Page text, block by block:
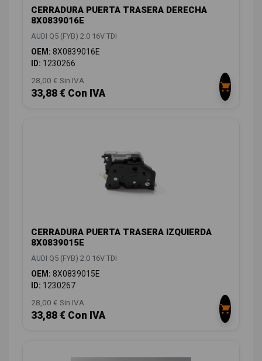
CERRADURA PUERTA TRASERA DERECHA
8X0839016E
AUDI Q5 (FYB) 2.0 16V TDI
OEM: 8X0839016E
ID: 1230266
28,00 € Sin IVA
33,88 € Con IVA
CERRADURA PUERTA TRASERA IZQUIERDA
8X0839015E
AUDI Q5 (FYB) 2.0 16V TDI
OEM: 8X0839015E
ID: 1230267
28,00 € Sin IVA
33,88 € Con IVA